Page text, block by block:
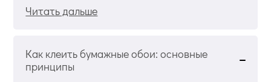
Читать дальше
Как клеить бумажные обои: основные
принципы